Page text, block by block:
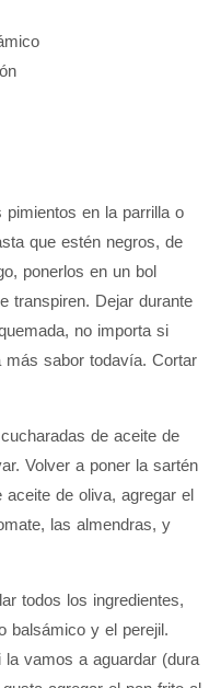
en la parrilla o
que estén negros, de
ponerlos en un bol
transpiren. Dejar durante
no importa si
más sabor todavía. Cortar
de aceite de
Volver a poner la sartén
de oliva, agregar el
las almendras, y
todos los ingredientes,
balsámico y el perejil.
vamos a aguardar (dura